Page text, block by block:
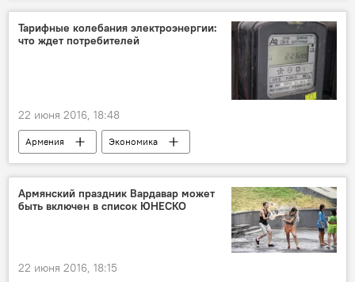
Тарифные колебания электроэнергии:
что ждет потребителей
22 июня 2016, 18:48
Армения Экономика
Армянский праздник Вардавар может
быть включен в список ЮНЕСКО
22 июня 2016, 18:15